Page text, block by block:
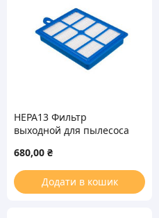
HEPA13 Фильтр
выходной для пылесоса
900167768
680,00 ₴
Додати в кошик